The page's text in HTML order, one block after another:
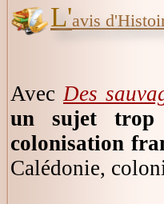
L'avis
Avec Des
un sujet trop
colonisation
Calédonie,